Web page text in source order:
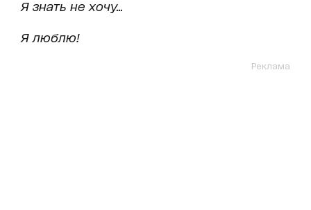
Я знать не хочу...
Я люблю!
Реклама